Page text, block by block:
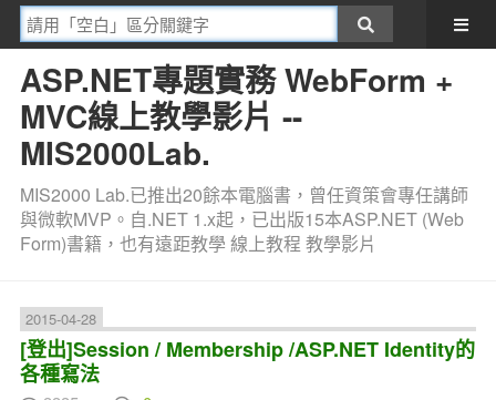
ASP.NET專題實務 WebForm +
MVC線上教學影片 --
MIS2000Lab.
MIS2000 Lab.已推出20餘本電腦書，曾任資策會專任講師
與微軟MVP。自.NET 1.x起，已出版15本ASP.NET (Web
Form)書籍，也有遠距教學 線上教程 教學影片
2015-04-28
[登出]Session / Membership /ASP.NET Identity的
各種寫法